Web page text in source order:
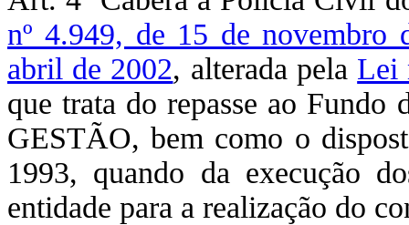
nº 4.949, de 15 de novembro
abril de 2002, alterada pela Lei
que trata do repasse ao
GESTÃO, bem como o
1993, quando da execução
entidade para a realização do